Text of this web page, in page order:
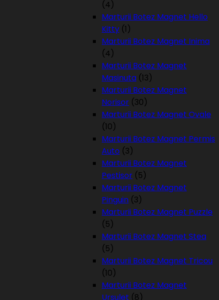
(4)
Marturii Botez Magnet Hello
Kitty (1)
Marturii Botez Magnet Inima
(4)
Marturii Botez Magnet
Masinuta (13)
Marturii Botez Magnet
Norisor (30)
Marturii Botez Magnet Ovale
(10)
Marturii Botez Magnet Permis
Auto (3)
Marturii Botez Magnet
Pestisor (5)
Marturii Botez Magnet
Pinguin (3)
Marturii Botez Magnet Puzzle
(5)
Marturii Botez Magnet Stea
(5)
Marturii Botez Magnet Tricou
(10)
Marturii Botez Magnet
Ursulet (8)